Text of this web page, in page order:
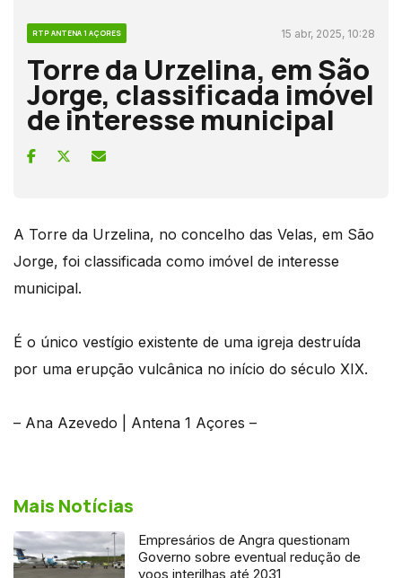
RTP ANTENA 1 AÇORES 15 abr, 2025, 10:28
Torre da Urzelina, em São
Jorge, classificada imóvel
de interesse municipal
A Torre da Urzelina, no concelho das Velas, em São
Jorge, foi classificada como imóvel de interesse
municipal.
É o único vestígio existente de uma igreja destruída
por uma erupção vulcânica no início do século XIX.
– Ana Azevedo | Antena 1 Açores –
Mais Notícias
Empresários de Angra questionam
Governo sobre eventual redução de
voos interilhas até 2031